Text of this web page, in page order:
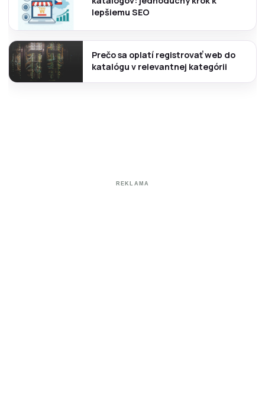
lepšiemu SEO
Prečo sa oplatí registrovať web do
katalógu v relevantnej kategórii
REKLAMA